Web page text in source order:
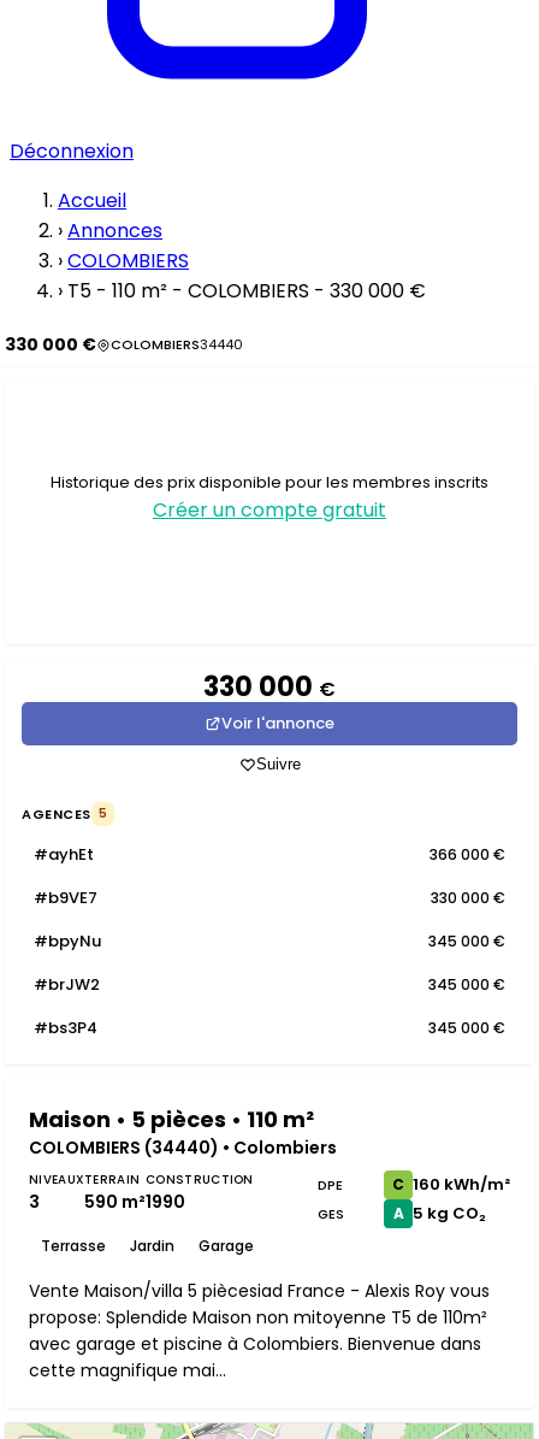
Déconnexion
Accueil
›Annonces
›COLOMBIERS
› T5 - 110 m² - COLOMBIERS - 330 000 €
330 000 € COLOMBIERS34440
Historique des prix disponible pour les membres inscrits
Créer un compte gratuit
330 000 €
Voir l'annonce
Suivre
AGENCES 5
#ayhEt 366 000 €
#b9VE7 330 000 €
#bpyNu 345 000 €
#brJW2 345 000 €
#bs3P4 345 000 €
Maison • 5 pièces • 110 m²
COLOMBIERS (34440) • Colombiers
NIVEAUX
3
TERRAIN
590 m²
CONSTRUCTION
1990
Terrasse Jardin Garage
DPE C 160 kWh/m²
GES A 5 kg CO₂
Vente Maison/villa 5 piècesiad France - Alexis Roy vous
propose: Splendide Maison non mitoyenne T5 de 110m²
avec garage et piscine à Colombiers. Bienvenue dans
cette magnifique mai...